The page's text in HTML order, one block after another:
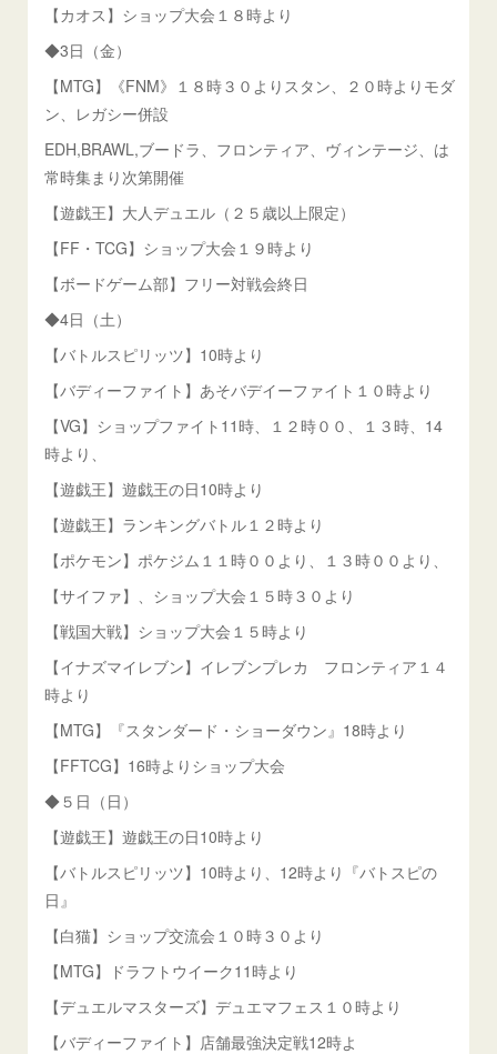
【カオス】ショップ大会１８時より
◆3日（金）
【MTG】《FNM》１８時３０よりスタン、２０時よりモダ
ン、レガシー併設
EDH,BRAWL,ブードラ、フロンティア、ヴィンテージ、は
常時集まり次第開催
【遊戯王】大人デュエル（２５歳以上限定）
【FF・TCG】ショップ大会１９時より
【ボードゲーム部】フリー対戦会終日
◆4日（土）
【バトルスピリッツ】10時より
【バディーファイト】あそバデイーファイト１０時より
【VG】ショップファイト11時、１２時００、１３時、14
時より、
【遊戯王】遊戯王の日10時より
【遊戯王】ランキングバトル１２時より
【ポケモン】ポケジム１１時００より、１３時００より、
【サイファ】、ショップ大会１５時３０より
【戦国大戦】ショップ大会１５時より
【イナズマイレブン】イレブンプレカ フロンティア１４
時より
【MTG】『スタンダード・ショーダウン』18時より
【FFTCG】16時よりショップ大会
◆５日（日）
【遊戯王】遊戯王の日10時より
【バトルスピリッツ】10時より、12時より『バトスピの
日』
【白猫】ショップ交流会１０時３０より
【MTG】ドラフトウイーク11時より
【デュエルマスターズ】デュエマフェス１０時より
【バディーファイト】店舗最強決定戦12時よ